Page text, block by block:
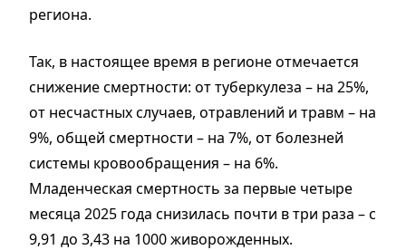
региона.
Так, в настоящее время в регионе отмечается
снижение смертности: от туберкулеза – на 25%,
от несчастных случаев, отравлений и травм – на
9%, общей смертности – на 7%, от болезней
системы кровообращения – на 6%.
Младенческая смертность за первые четыре
месяца 2025 года снизилась почти в три раза – с
9,91 до 3,43 на 1000 живорожденных.